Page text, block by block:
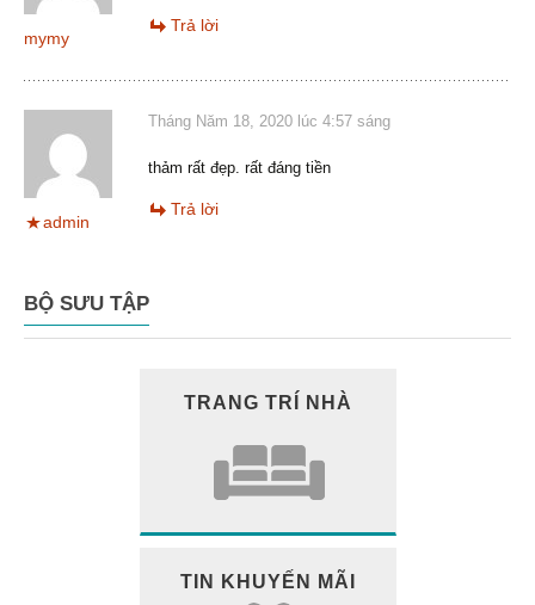
mymy
Trả lời
admin
Tháng Năm 18, 2020 lúc 4:57 sáng
thảm rất đẹp. rất đáng tiền
Trả lời
BỘ SƯU TẬP
TRANG TRÍ NHÀ
TIN KHUYẾN MÃI